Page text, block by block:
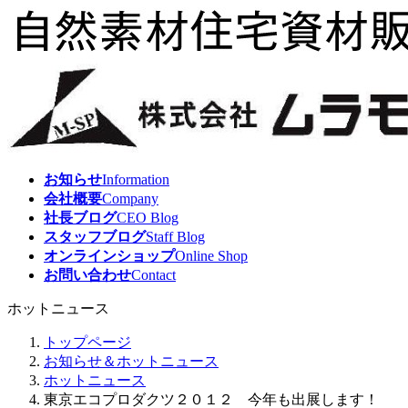
コ
テ
キ
ナ
ゲ
に
お知らせInformation
会社概要Company
社長ブログCEO Blog
スタッフブログStaff Blog
オンラインショップOnline Shop
お問い合わせContact
ホットニュース
トップページ
お知らせ＆ホットニュース
ホットニュース
東京エコプロダクツ２０１２ 今年も出展します！